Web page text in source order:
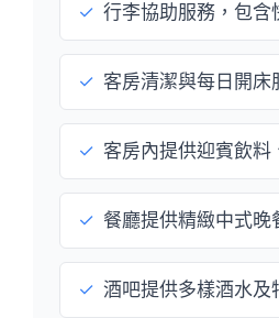
✓ 行李協助服務，包含
✓ 客房清潔與每日開床
✓ 客房內提供迎賓飲料
✓ 餐廳提供精緻中式晚
✓ 酒吧提供多樣酒水及